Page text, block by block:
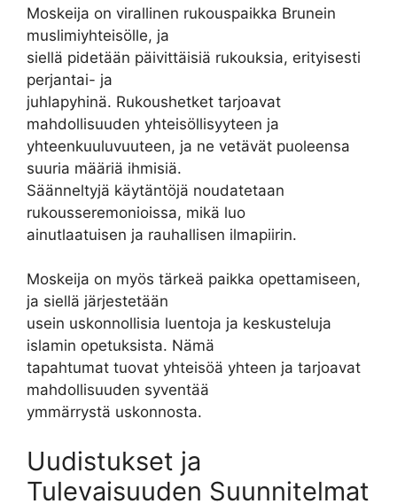
Moskeija on virallinen rukouspaikka Brunein
muslimiyhteisölle, ja
siellä pidetään päivittäisiä rukouksia, erityisesti
perjantai- ja
juhlapyhinä. Rukoushetket tarjoavat
mahdollisuuden yhteisöllisyyteen ja
yhteenkuuluvuuteen, ja ne vetävät puoleensa
suuria määriä ihmisiä.
Säänneltyjä käytäntöjä noudatetaan
rukousseremonioissa, mikä luo
ainutlaatuisen ja rauhallisen ilmapiirin.
Moskeija on myös tärkeä paikka opettamiseen,
ja siellä järjestetään
usein uskonnollisia luentoja ja keskusteluja
islamin opetuksista. Nämä
tapahtumat tuovat yhteisöä yhteen ja tarjoavat
mahdollisuuden syventää
ymmärrystä uskonnosta.
Uudistukset ja
Tulevaisuuden Suunnitelmat